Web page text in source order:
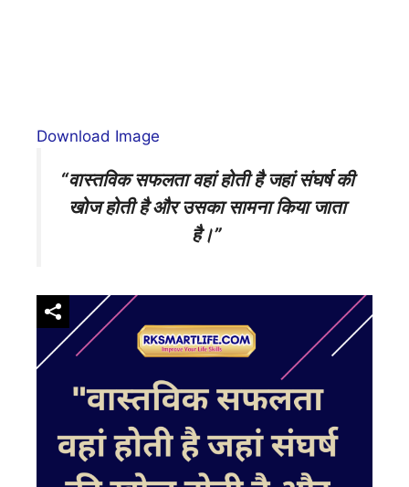
Download Image
“वास्तविक सफलता वहां होती है जहां संघर्ष की
खोज होती है और उसका सामना किया जाता
है।”